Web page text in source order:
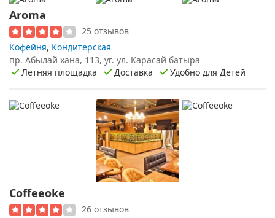
Aroma
25 отзывов
Кофейня, Кондитерская
пр. Абылай хана, 113, уг. ул. Карасай батыра
Летняя площадка
Доставка Удобно для Детей
Coffeeoke
26 отзывов